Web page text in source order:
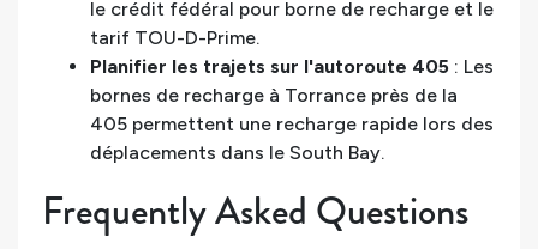
le crédit fédéral pour borne de recharge et le
tarif TOU-D-Prime.
Planifier les trajets sur l'autoroute 405 : Les
bornes de recharge à Torrance près de la
405 permettent une recharge rapide lors des
déplacements dans le South Bay.
Frequently Asked Questions